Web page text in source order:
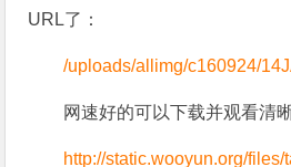
URL了：
/uploads/allimg/c160924/
网速好的可以下载并观看清
http://static.wooyun.org/